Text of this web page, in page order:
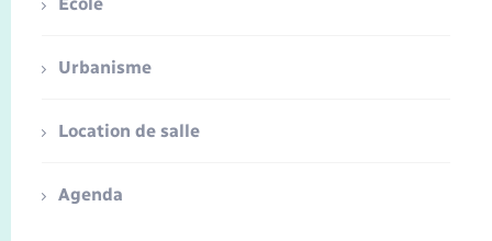
Urbanisme
Location de salle
Agenda